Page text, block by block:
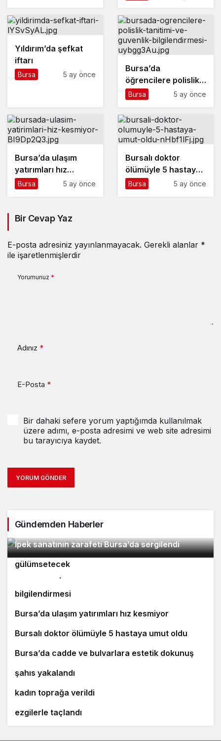
Yıldırım’da şefkat
iftarı
Bursa 5 ay önce
Bursa’da
öğrencilere polislik
tanıtımı ve güvenlik
Bursa 5 ay önce
Bursa’da ulaşım
yatırımları hız
kesmiyor
Bursa 5 ay önce
Bursalı doktor
ölümüyle 5 hastaya
umut oldu
Bursa 5 ay önce
Bir Cevap Yaz
E-posta adresiniz yayınlanmayacak. Gerekli alanlar *
ile işaretlenmişlerdir
Yorumunuz *
Adınız *
E-Posta *
Bir dahaki sefere yorum yaptığımda kullanılmak
üzere adımı, e-posta adresimi ve web site adresimi
bu tarayıcıya kaydet.
YORUM GÖNDER
Gündemden Haberler
İpek sanatının zarafeti Bursa’da sergilendi
Orhaneli’nin turizm potansiyeli Bursa’yı
gülümsetecek
3
4
Bursa’da öğrencilere polislik tanıtımı ve güvenlik
bilgilendirmesi
5
Bursa’da ulaşım yatırımları hız kesmiyor
6
Bursalı doktor ölümüyle 5 hastaya umut oldu
7
Bursa’da cadde ve bulvarlara estetik dokunuş
Bursa’da 25 yıl kesinleşmiş hapis cezası bulunan
şahıs yakalandı
Bursa’daki silahlı saldırıda ölen güzellik uzmanı
kadın toprağa verildi
‘Osmangazi Ramazan Sokağı’ huzur veren
ezgilerle taçlandı